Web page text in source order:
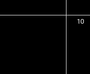
10